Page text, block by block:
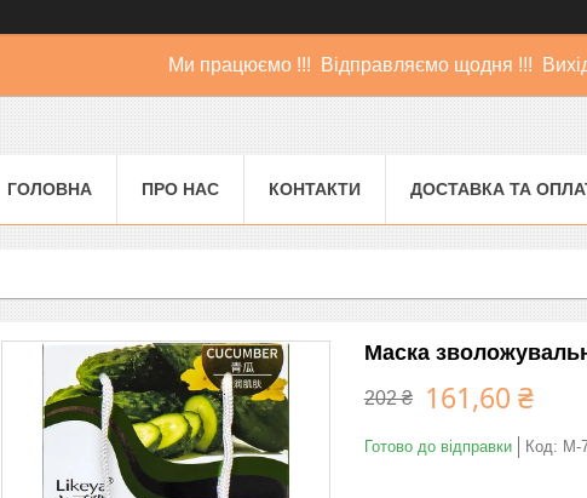
Ми працюємо !!! Відправляємо щодня !!!
ГОЛОВНА ПРО НАС КОНТАКТИ ДОСТАВКА ТА
Маска
202 ₴ 161,60 ₴
Готово до відправки Код: M-